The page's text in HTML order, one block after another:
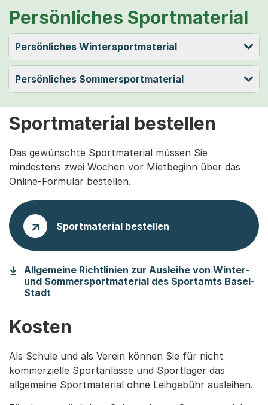
Persönliches Sportmaterial
Persönliches Wintersportmaterial
Persönliches Sommersportmaterial
Sportmaterial bestellen
Das gewünschte Sportmaterial müssen Sie
mindestens zwei Wochen vor Mietbeginn über das
Online-Formular bestellen.
Sportmaterial bestellen
Allgemeine Richtlinien zur Ausleihe von Winter-
und Sommersportmaterial des Sportamts Basel-
Stadt
Kosten
Als Schule und als Verein können Sie für nicht
kommerzielle Sportanlässe und Sportlager das
allgemeine Sportmaterial ohne Leihgebühr ausleihen.